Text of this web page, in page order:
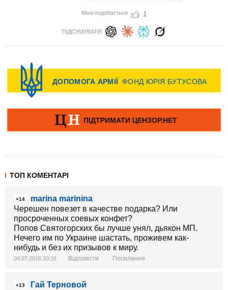
Мені подобається 1
ПІДСУМУВАТИ:
ТОП КОМЕНТАРІ
+14
marina marinina
Черешен повезет в качестве подарка? Или
просроченных соевых конфет?
Попов Святогорских бы лучше унял, дьякон МП.
Нечего им по Украине шастать, проживем как-
нибудь и без их призывов к миру.
04.07.2016 20:16 Відповісти Посилання
+13
Гай Терновой